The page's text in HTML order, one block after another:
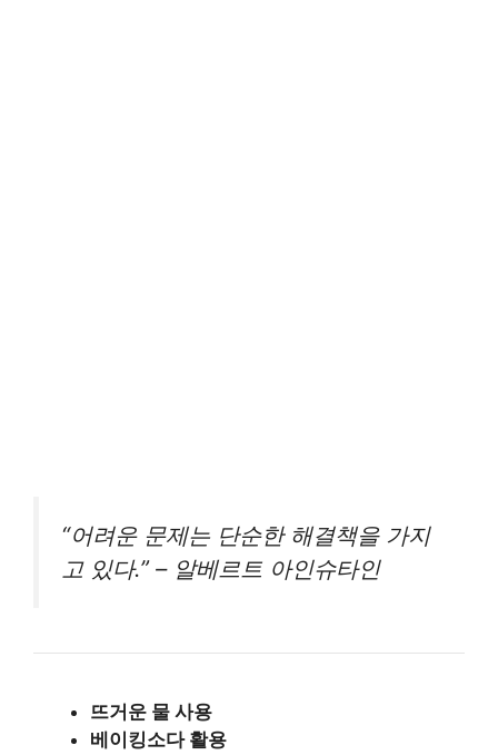
“어려운 문제는 단순한 해결책을 가지
고 있다.” – 알베르트 아인슈타인
뜨거운 물 사용
베이킹소다 활용